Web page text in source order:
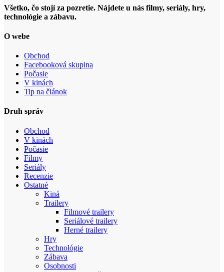
Všetko, čo stojí za pozretie. Nájdete u nás filmy, seriály, hry,
technológie a zábavu.
O webe
Obchod
Facebooková skupina
Počasie
V kinách
Tip na článok
Druh správ
Obchod
V kinách
Počasie
Filmy
Seriály
Recenzie
Ostatné
Kiná
Trailery
Filmové trailery
Seriálové trailery
Herné trailery
Hry
Technológie
Zábava
Osobnosti